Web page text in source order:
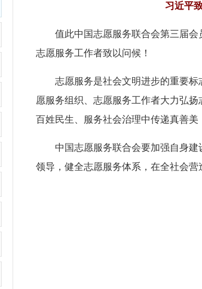
习近平
值此中国志愿服务联合会第三届会
志愿服务工作者致以问候！
志愿服务是社会文明进步的重要
愿服务组织、志愿服务工作者大力弘
百姓民生、服务社会治理中传递真善美
中国志愿服务联合会要加强自身
领导，健全志愿服务体系，在全社会营